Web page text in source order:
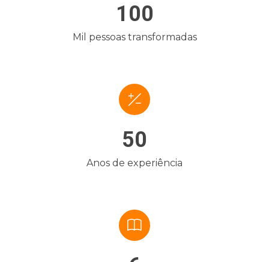
100
Mil pessoas transformadas
50
Anos de experiência